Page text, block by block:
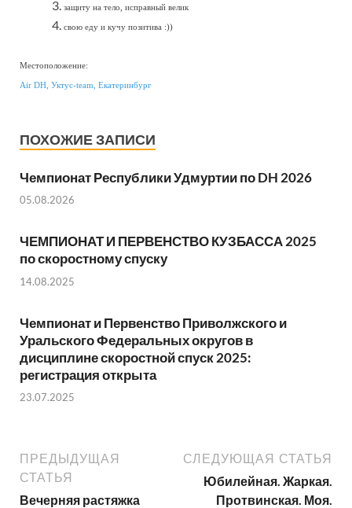
защиту на тело, исправный велик
свою еду и кучу позитива :))
Местоположение:
Air DH, Уктус-team, Екатеринбург
ПОХОЖИЕ ЗАПИСИ
Чемпионат Республики Удмуртии по DH 2026
05.08.2026
ЧЕМПИОНАТ И ПЕРВЕНСТВО КУЗБАССА 2025
по скоростному спуску
14.08.2025
Чемпионат и Первенство Приволжского и
Уральского Федеральных округов в
дисциплине скоростной спуск 2025:
регистрация открыта
23.07.2025
ПРЕДЫДУЩАЯ
СТАТЬЯ
Вечерняя растяжка
СЛЕДУЮЩАЯ СТАТЬЯ
Юбилейная. Жаркая.
Протвинская. Моя.